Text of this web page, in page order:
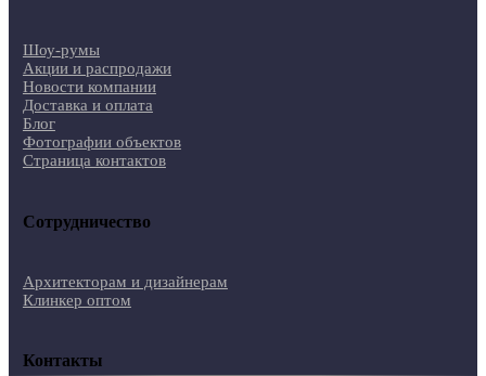
Шоу-румы
Акции и распродажи
Новости компании
Доставка и оплата
Блог
Фотографии объектов
Страница контактов
Сотрудничество
Архитекторам и дизайнерам
Клинкер оптом
Контакты